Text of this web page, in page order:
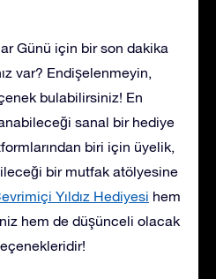
Günü için bir son dakika
var? Endişelenmeyin,
bulabilirsiniz! En
sanal bir hediye
biri için üyelik,
bir mutfak atölyesine
Yıldız Hediyesi hem
hem de düşünceli olacak